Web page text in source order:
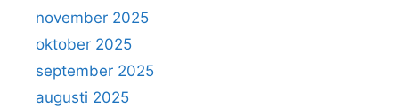
november 2025
oktober 2025
september 2025
augusti 2025